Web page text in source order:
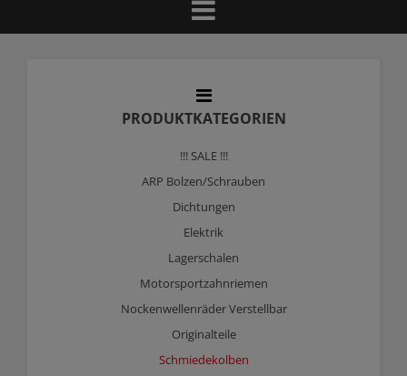
PRODUKTKATEGORIEN
!!! SALE !!!
ARP Bolzen/Schrauben
Dichtungen
Elektrik
Lagerschalen
Motorsportzahnriemen
Nockenwellenräder Verstellbar
Originalteile
Schmiedekolben